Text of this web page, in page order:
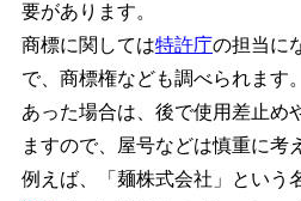
要があります。
商標に関しては特許庁の担当に
で、商標権なども調べられます
あった場合は、後で使用差止め
ますので、屋号などは慎重に考
例えば、「麺株式会社」という